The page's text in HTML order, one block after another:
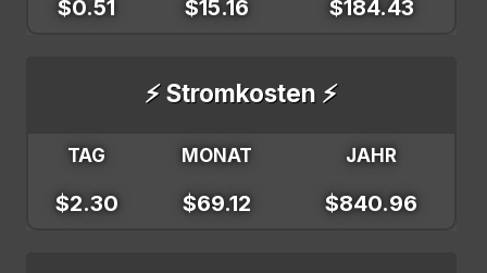
$0.51 $15.16 $184.43
⚡ Stromkosten ⚡
TAG MONAT JAHR
$2.30 $69.12 $840.96